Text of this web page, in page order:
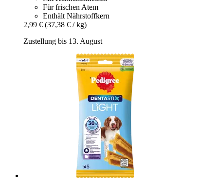
Für frischen Atem
Enthält Nährstoffkern
2,99 € (37,38 € / kg)
Zustellung bis 13. August